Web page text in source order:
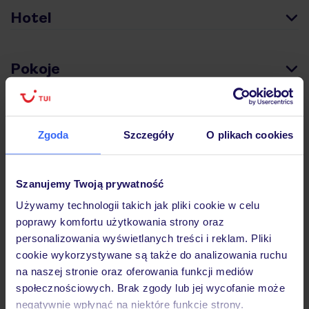
Zgoda Szczegóły O plikach cookies
Szanujemy Twoją prywatność
Używamy technologii takich jak pliki cookie w celu
poprawy komfortu użytkowania strony oraz
personalizowania wyświetlanych treści i reklam. Pliki
cookie wykorzystywane są także do analizowania ruchu
na naszej stronie oraz oferowania funkcji mediów
społecznościowych. Brak zgody lub jej wycofanie może
negatywnie wpłynąć na niektóre funkcje strony.
Hotel
Pokoje
Wyżywienie
Ważne informacje
Często zadawane pytania
Jak zmienić uczestników/osobę zgłaszającą?